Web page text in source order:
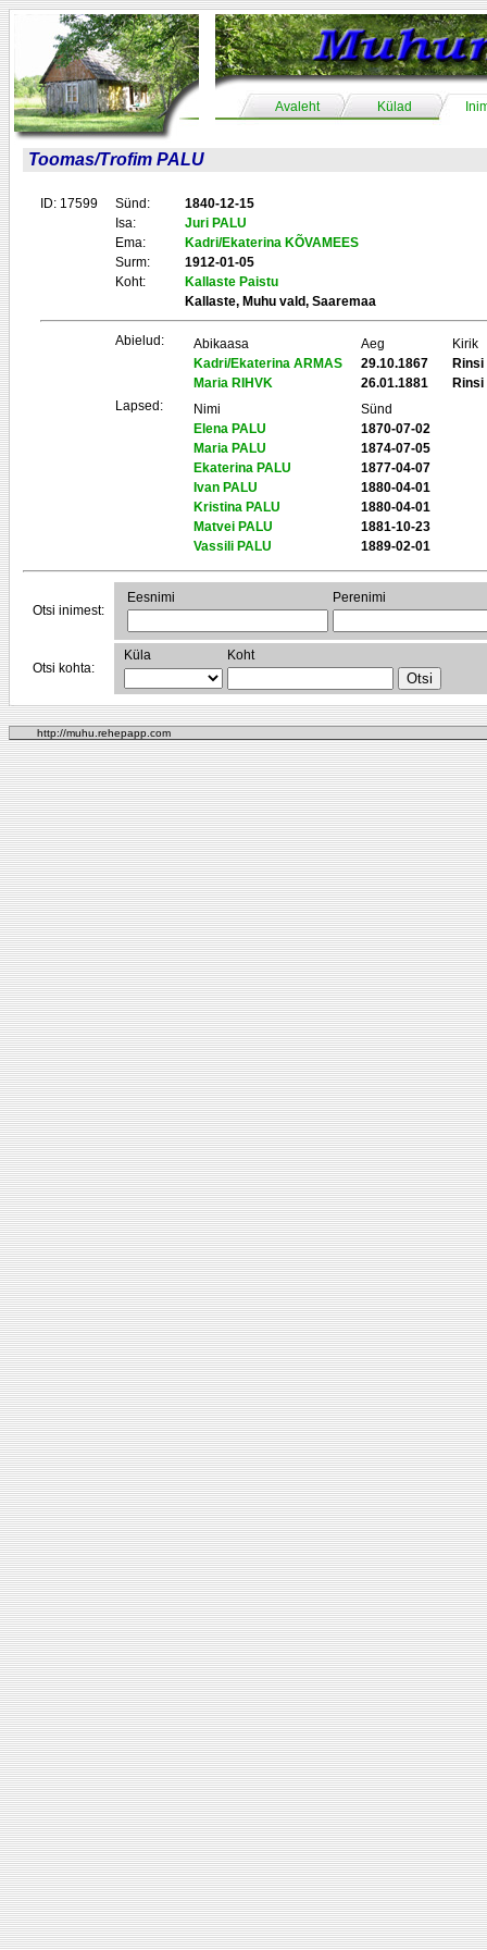
Avaleht Külad
Toomas/Trofim PALU
ID: 17599 Sünd:
1840-12-15
Isa:
Juri PALU
Ema:
Kadri/Ekaterina KÕVAMEES
Surm:
1912-01-05
Koht:
Kallaste Paistu
Kallaste, Muhu vald, Saaremaa
Abielud: Abikaasa Aeg
Kirik
Kadri/Ekaterina ARMAS
29.10.1867
Rinsi
Maria RIHVK
26.01.1881
Rinsi
Lapsed:
Nimi
Sünd
Elena PALU
1870-07-02
Maria PALU
1874-07-05
Ekaterina PALU
1877-04-07
Ivan PALU
1880-04-01
Kristina PALU
1880-04-01
Matvei PALU
1881-10-23
Vassili PALU
1889-02-01
Otsi inimest:
Eesnimi Perenimi
Otsi kohta:
Küla Koht
http://muhu.rehepapp.com